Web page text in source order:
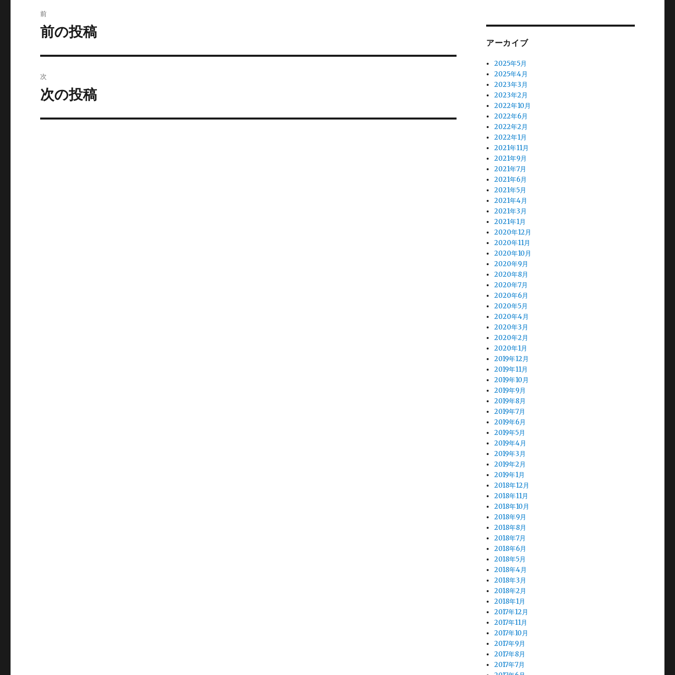
稿
ゲ
前
過
の
投
稿:
前の投稿
次
次
の
投
次の投稿
アーカイブ
2025年5月
2025年4月
2023年3月
2023年2月
2022年10月
2022年6月
2022年2月
2022年1月
2021年11月
2021年9月
2021年7月
2021年6月
2021年5月
2021年4月
2021年3月
2021年1月
2020年12月
2020年11月
2020年10月
2020年9月
2020年8月
2020年7月
2020年6月
2020年5月
2020年4月
2020年3月
2020年2月
2020年1月
2019年12月
2019年11月
2019年10月
2019年9月
2019年8月
2019年7月
2019年6月
2019年5月
2019年4月
2019年3月
2019年2月
2019年1月
2018年12月
2018年11月
2018年10月
2018年9月
2018年8月
2018年7月
2018年6月
2018年5月
2018年4月
2018年3月
2018年2月
2018年1月
2017年12月
2017年11月
2017年10月
2017年9月
2017年8月
2017年7月